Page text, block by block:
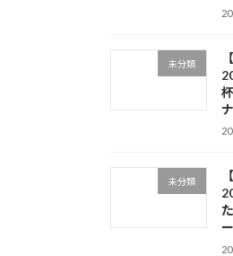
未分類
未分類